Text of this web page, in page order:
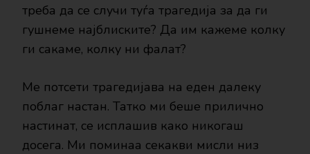
треба да се случи туѓа трагедија за да ги
гушнеме најблиските? Да им кажеме колку
ги сакаме, колку ни фалат?
Ме потсети трагедијава на еден далеку
поблаг настан. Татко ми беше прилично
настинат, се исплашив како никогаш
досега. Ми поминаа секакви мисли низ